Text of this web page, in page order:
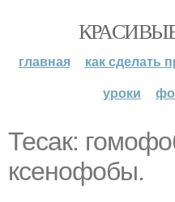
главная как сделать
уроки
Тесак:
ксенофобы.